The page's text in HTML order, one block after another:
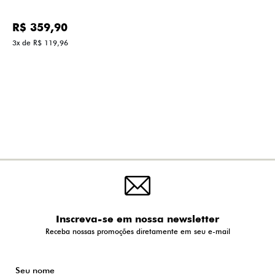
R$ 359,90
3x de R$ 119,96
Inscreva-se em nossa newsletter
Receba nossas promoções diretamente em seu e-mail